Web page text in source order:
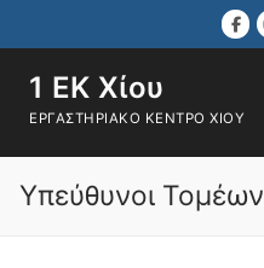
στο
περιεχόμενο
1 ΕΚ Χίου
ΕΡΓΑΣΤΗΡΙΑΚΌ ΚΈΝΤΡΟ ΧΊΟΥ
Υπεύθυνοι Τομέων